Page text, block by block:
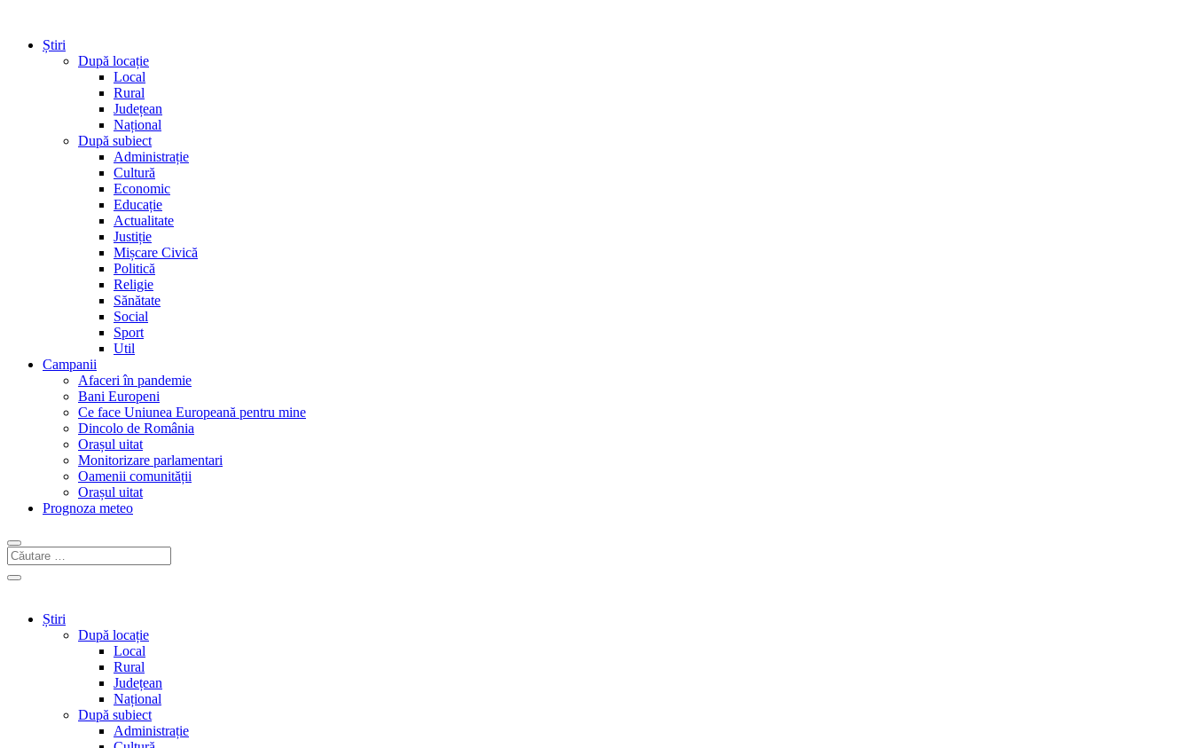
Știri
După locație
Local
Rural
Județean
Național
După subiect
Administrație
Cultură
Economic
Educație
Actualitate
Justiție
Mișcare Civică
Politică
Religie
Sănătate
Social
Sport
Util
Campanii
Afaceri în pandemie
Bani Europeni
Ce face Uniunea Europeană pentru mine
Dincolo de România
Orașul uitat
Monitorizare parlamentari
Oamenii comunității
Orașul uitat
Prognoza meteo
Știri
După locație
Local
Rural
Județean
Național
După subiect
Administrație